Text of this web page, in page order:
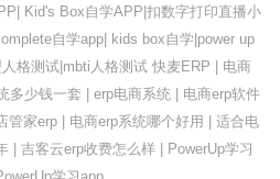
| Kid's Box自学APP|扣数字打印直播小
自学app| kids box自学|power up
格测试|mbti人格测试 快麦ERP | 电商
多少钱一套 | erp电商系统 | 电商erp软件
管家erp | 电商erp系统哪个好用 | 适合电
| 吉客云erp收费怎么样| PowerUp学习